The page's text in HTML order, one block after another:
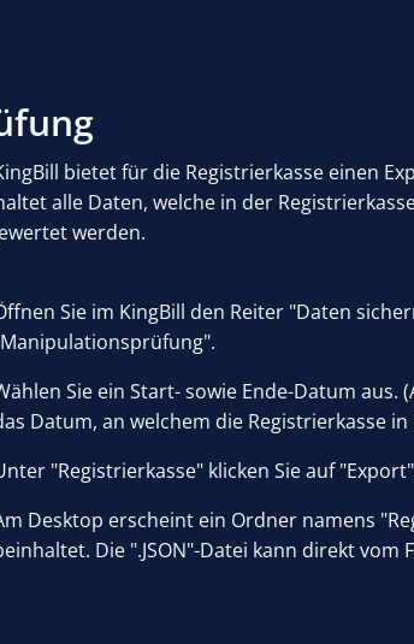
bietet für die Registrierkasse einen
alle Daten, welche in der
werden.
Sie im KingBill den Reiter "Daten
Sie ein Start- sowie Ende-Datum aus.
Datum, an welchem die Registrierkasse
"Registrierkasse" klicken Sie auf
Desktop erscheint ein Ordner namens
Die ".JSON"-Datei kann direkt vom